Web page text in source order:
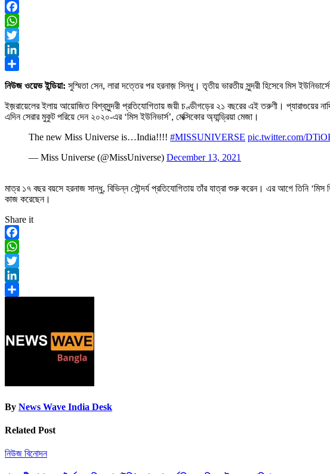
Facebook
WhatsApp
Twitter
LinkedIn
নিউজ ওয়েভ ইন্ডিয়া: সুস্মিতা সেন, লারা দত্তের পর হরনাজ় সিন্ধু। তৃতীয় ভারতীয় সুন্দরী হিসেবে মিস
ইজ়রায়েলের ইলায় আয়োজিত বিশ্বসুন্দরী প্রতিযোগিতায় জয়ী চণ্ডীগড়ের ২১ বছরের এই তরুণী। প্যারাগুয়ের
এদিন সেরার মুকুট পরিয়ে দেন ২০২০-এর ‘মিস ইউনিভার্স’, মেক্সিকোর অ্যান্ড্রিয়া মেজা।
The new Miss Universe is…India!!!! #MISSUNIVERSE pic.twitter.com/
— Miss Universe (@MissUniverse) December 13, 2021
মাত্র ১৭ বছর বয়সে হরনাজ সান্ধু, বিভিন্ন সৌন্দর্য প্রতিযোগিতায় তাঁর যাত্রা শুরু করেন। এর আগে তিনি ‘মিস
কাজ করেছেন।
Share it
Facebook
WhatsApp
Twitter
LinkedIn
By News Wave India Desk
Related Post
নিউজ বিনোদন